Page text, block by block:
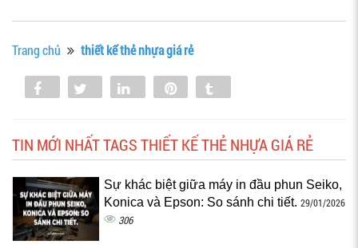
Trang chủ thiết kế thẻ nhựa giá rẻ
Share Tweet Share
TIN MỚI NHẤT TAGS THIẾT KẾ THẺ NHỰA GIÁ RẺ
Sự khác biệt giữa máy in đầu phun Seiko,
Konica và Epson: So sánh chi tiết. 29/01/2026
306